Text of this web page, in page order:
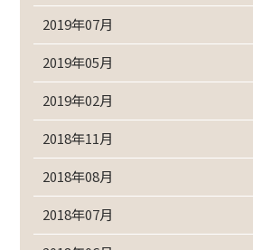
2019年07月
2019年05月
2019年02月
2018年11月
2018年08月
2018年07月